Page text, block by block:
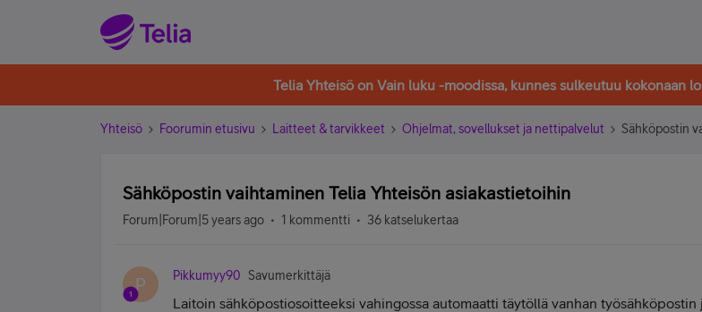
Telia Yhteisö on Vain luku -moodissa, kunnes sulkeutuu kokonaan
Yhteisö Foorumin etusivu Laitteet & tarvikkeet Ohjelmat, sovellukset ja nettipalvelut Sähköpostin
Sähköpostin vaihtaminen Telia Yhteisön asiakastietoihin
Forum|Forum|5 years ago 1 kommentti 36 katselukertaa
P Pikkumyy90 Savumerkittäjä
Laitoin sähköpostiosoitteeksi vahingossa automaatti täytöllä vanhan työsähköpostin